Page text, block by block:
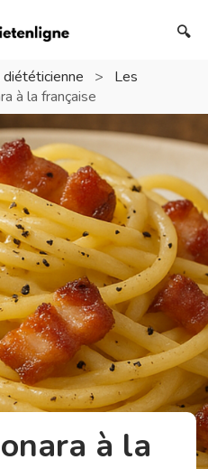
🔍
>
Les
à la française
à la